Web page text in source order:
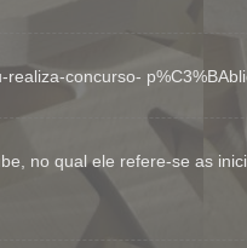
concurso-
no qual ele refere-se as